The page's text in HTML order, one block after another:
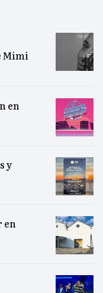
Mimi
en
y
en